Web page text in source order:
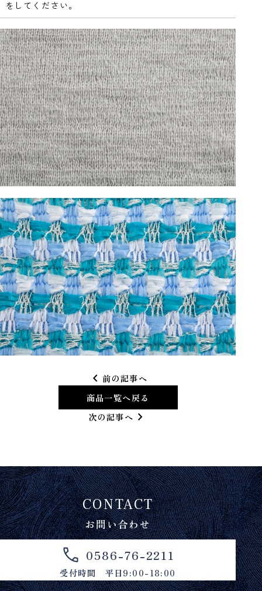
をしてください。
chevron_left 前の記事へ
商品一覧へ戻る
次の記事へ chevron_right
CONTACT
お問い合わせ
0586-76-2211
受付時間 平日9:00-18:00